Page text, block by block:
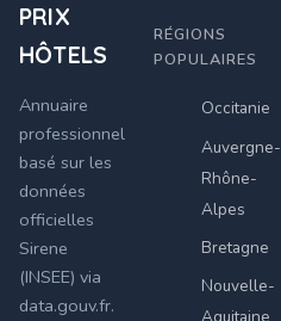
PRIX
HÔTELS
Annuaire
professionnel
basé sur les
données
officielles
Sirene
(INSEE) via
data.gouv.fr.
RÉGIONS
POPULAIRES
Occitanie
Auvergne-
Rhône-
Alpes
Bretagne
Nouvelle-